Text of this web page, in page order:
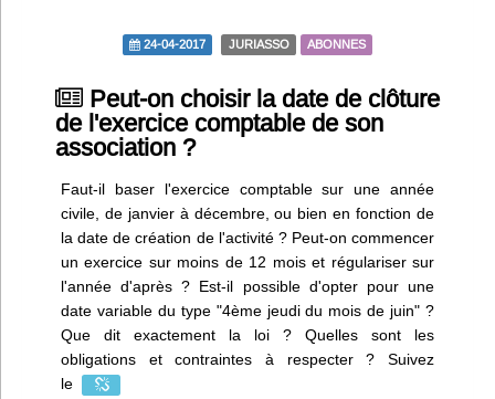
Désabo Lettrasso
Nous contacter
24-04-2017 JURIASSO ABONNES
Peut-on choisir la date de clôture
de l'exercice comptable de son
association ?
Faut-il baser l'exercice comptable sur une année
civile, de janvier à décembre, ou bien en fonction de
la date de création de l'activité ? Peut-on commencer
un exercice sur moins de 12 mois et régulariser sur
l'année d'après ? Est-il possible d'opter pour une
date variable du type "4ème jeudi du mois de juin" ?
Que dit exactement la loi ? Quelles sont les
obligations et contraintes à respecter ? Suivez
le